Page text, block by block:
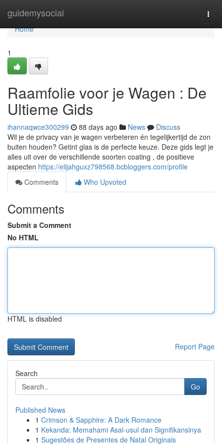
guidemysocial
Home
Home
1
Raamfolie voor je Wagen : De
Ultieme Gids
ihannaqwce300299 88 days ago News
Discuss
Wil je de privacy van je wagen verbeteren én tegelijkertijd de zon
buiten houden? Getint glas is de perfecte keuze. Deze gids legt je
alles uit over de verschillende soorten coating , de positieve
aspecten https://elijahguxz798568.bcbloggers.com/profile
Comments
Who Upvoted
Comments
Submit a Comment
No HTML
HTML is disabled
Report Page
Search
Go
Published News
1 Crimson & Sapphire: A Dark Romance
1 Kekanda: Memahami Asal-usul dan Signifikansinya
1 Sugestões de Presentes de Natal Originais